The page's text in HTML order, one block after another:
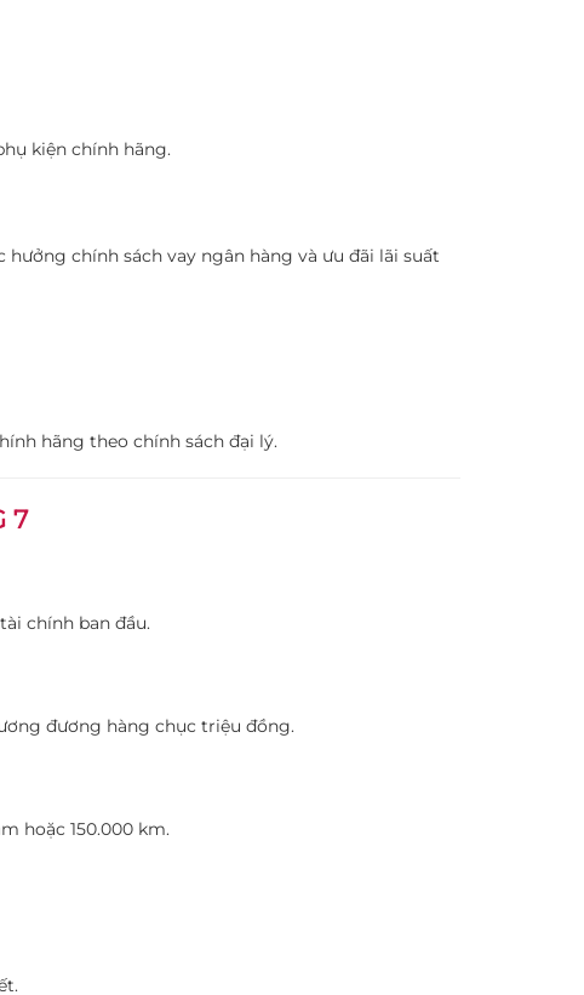
kiện chính hãng.
hưởng chính sách vay ngân hàng và ưu đãi lãi suất
hãng theo chính sách đại lý.
7
chính ban đầu.
đương hàng chục triệu đồng.
hoặc 150.000 km.